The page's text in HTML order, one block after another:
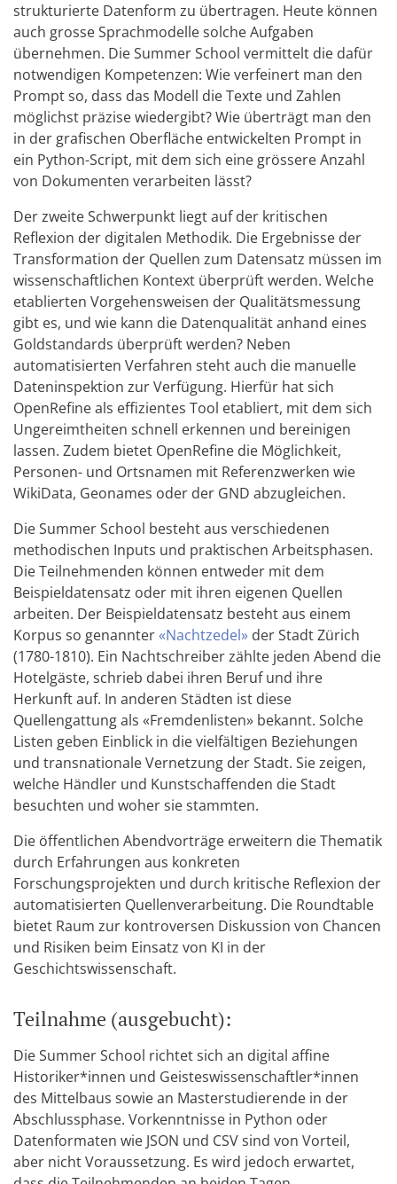
strukturierte Datenform zu übertragen. Heute können
auch grosse Sprachmodelle solche Aufgaben
übernehmen. Die Summer School vermittelt die dafür
notwendigen Kompetenzen: Wie verfeinert man den
Prompt so, dass das Modell die Texte und Zahlen
möglichst präzise wiedergibt? Wie überträgt man den
in der grafischen Oberfläche entwickelten Prompt in
ein Python-Script, mit dem sich eine grössere Anzahl
von Dokumenten verarbeiten lässt?
Der zweite Schwerpunkt liegt auf der kritischen
Reflexion der digitalen Methodik. Die Ergebnisse der
Transformation der Quellen zum Datensatz müssen im
wissenschaftlichen Kontext überprüft werden. Welche
etablierten Vorgehensweisen der Qualitätsmessung
gibt es, und wie kann die Datenqualität anhand eines
Goldstandards überprüft werden? Neben
automatisierten Verfahren steht auch die manuelle
Dateninspektion zur Verfügung. Hierfür hat sich
OpenRefine als effizientes Tool etabliert, mit dem sich
Ungereimtheiten schnell erkennen und bereinigen
lassen. Zudem bietet OpenRefine die Möglichkeit,
Personen- und Ortsnamen mit Referenzwerken wie
WikiData, Geonames oder der GND abzugleichen.
Die Summer School besteht aus verschiedenen
methodischen Inputs und praktischen Arbeitsphasen.
Die Teilnehmenden können entweder mit dem
Beispieldatensatz oder mit ihren eigenen Quellen
arbeiten. Der Beispieldatensatz besteht aus einem
Korpus so genannter«Nachtzedel» der Stadt Zürich
(1780-1810). Ein Nachtschreiber zählte jeden Abend die
Hotelgäste, schrieb dabei ihren Beruf und ihre
Herkunft auf. In anderen Städten ist diese
Quellengattung als «Fremdenlisten» bekannt. Solche
Listen geben Einblick in die vielfältigen Beziehungen
und transnationale Vernetzung der Stadt. Sie zeigen,
welche Händler und Kunstschaffenden die Stadt
besuchten und woher sie stammten.
Die öffentlichen Abendvorträge erweitern die Thematik
durch Erfahrungen aus konkreten
Forschungsprojekten und durch kritische Reflexion der
automatisierten Quellenverarbeitung. Die Roundtable
bietet Raum zur kontroversen Diskussion von Chancen
und Risiken beim Einsatz von KI in der
Geschichtswissenschaft.
Teilnahme (ausgebucht):
Die Summer School richtet sich an digital affine
Historiker*innen und Geisteswissenschaftler*innen
des Mittelbaus sowie an Masterstudierende in der
Abschlussphase. Vorkenntnisse in Python oder
Datenformaten wie JSON und CSV sind von Vorteil,
aber nicht Voraussetzung. Es wird jedoch erwartet,